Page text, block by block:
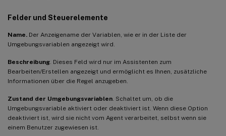
Felder und Steuerelemente
Name. Der Anzeigename der Variablen, wie er in der Liste der
Umgebungsvariablen angezeigt wird.
Beschreibung . Dieses Feld wird nur im Assistenten zum
Bearbeiten/Erstellen angezeigt und ermöglicht es Ihnen, zusätzliche
Informationen über die Regel anzugeben.
Zustand der Umgebungsvariablen . Schaltet um, ob die
Umgebungsvariable aktiviert oder deaktiviert ist. Wenn diese Option
deaktiviert ist, wird sie nicht vom Agent verarbeitet, selbst wenn sie
einem Benutzer zugewiesen ist.